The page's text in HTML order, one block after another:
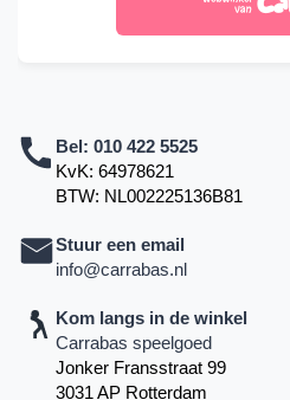
Bel: 010 422 5525
KvK: 64978621
BTW: NL002225136B81
Stuur een email
info@carrabas.nl
Kom langs in de winkel
Carrabas speelgoed
Jonker Fransstraat 99
3031 AP Rotterdam